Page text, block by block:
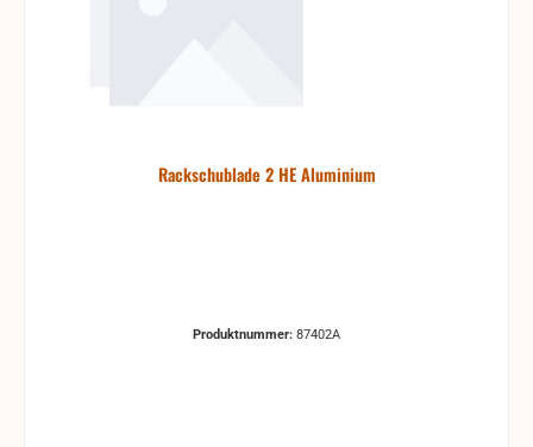
Rackschublade 2 HE Aluminium
Produktnummer: 87402A